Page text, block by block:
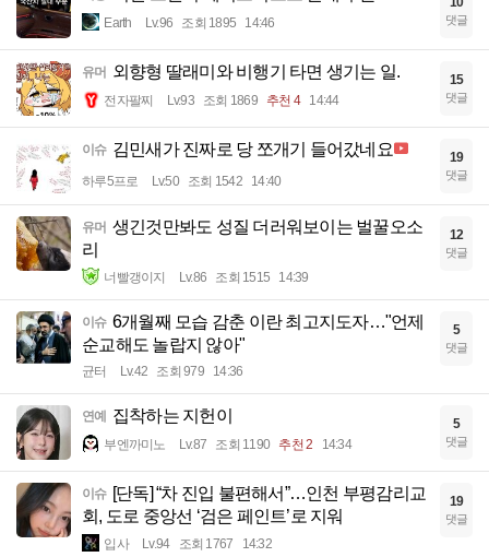
Earth Lv.96 조회 1895 14:46 댓글
유머 외향형 딸래미와 비행기 타면 생기는 일.
전자팔찌 Lv.93 조회 1869 추천 4 14:44
15
댓글
이슈 김민새가 진짜로 당 쪼개기 들어갔네요
하루5프로 Lv.50 조회 1542 14:40
19
댓글
유머 생긴것만봐도 성질 더러워보이는 벌꿀오소
리
너빨갱이지 Lv.86 조회 1515 14:39
12
댓글
이슈 6개월째 모습 감춘 이란 최고지도자…"언제
순교해도 놀랍지 않아"
균터 Lv.42 조회 979 14:36
5
댓글
연예 집착하는 지헌이
부엔까미노 Lv.87 조회 1190 추천 2 14:34
5
댓글
이슈 [단독] “차 진입 불편해서”…인천 부평감리교
회, 도로 중앙선 ‘검은 페인트’로 지워
입사 Lv.94 조회 1767 14:32
19
댓글